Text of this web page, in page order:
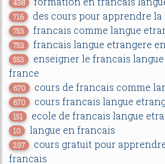
438
716 des cours pour apprendre
753 francais comme langue
753 francais langue etrangere
553
enseigner le francais
france
670 cours de francais comme
670 cours francais langue
151 ecole de francais langue
10 langue en francais
297
cours gratuit pour
francais